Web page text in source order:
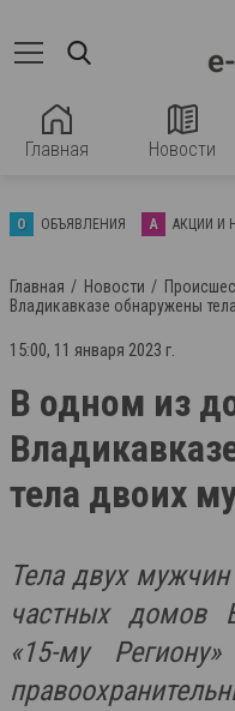
Главная Новости
О ОБЪЯВЛЕНИЯ А АКЦИИ И
Главная Новости
Владикавказе обнаружены
15:00, 11 января 2023 г.
В одном из
тела двоих
Тела двух
частных домов
«15-му